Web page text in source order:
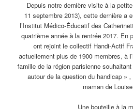
Depuis notre dernière visite à la
11 septembre 2013), cette dernière a
l’Institut Médico-Éducatif des
quatrième année à la rentrée 2017. En
ont rejoint le collectif Handi-Actif
actuellement plus de 1900 membres, à
famille de la région parisienne
autour de la question du handicap »
maman de
Une bouteille à la